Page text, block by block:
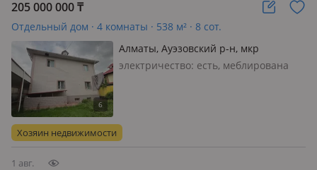
205 000 000₸
Отдельный дом · 4 комнаты · 538 м² · 8 сот.
Алматы, Ауэзовский р-н, мкр
Таугуль-3, Бутина 26
электричество: есть, меблирована
строительства и удобное
расположение. Дом строился для
Хозяин недвижимости
1 авг.